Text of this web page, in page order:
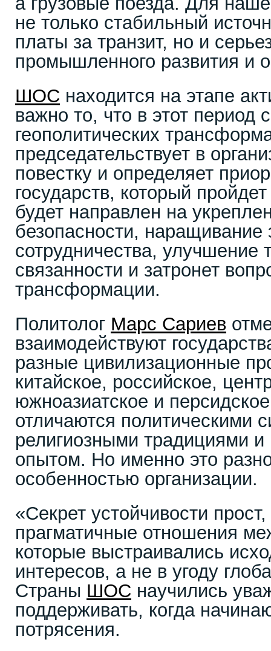
не только стабильный
платы за транзит, но и
промышленного развития и
ШОС находится на этапе
важно то, что в этот период
геополитических
председательствует в
повестку и определяет
государств, который
будет направлен на
безопасности, наращивание
сотрудничества, улучшение
связанности и затронет
трансформации.
Политолог Марс Сариев
взаимодействуют
разные цивилизационные
китайское, российское,
южноазиатское и
отличаются политическими
религиозными традициями и
опытом. Но именно это
особенностью организации.
«Секрет устойчивости
прагматичные отношения
которые выстраивались
интересов, а не в угоду
Страны ШОС научились
поддерживать, когда
потрясения.